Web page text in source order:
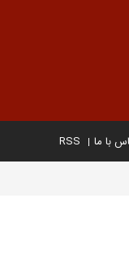
با ما RSS